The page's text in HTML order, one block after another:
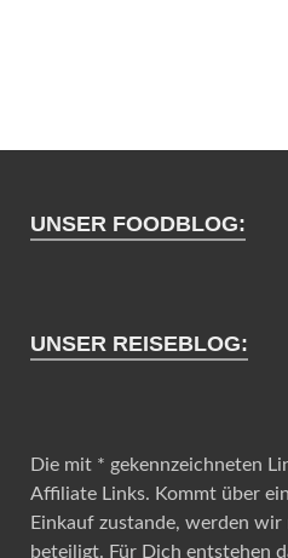
UNSER FOODBLOG:
UNSER REISEBLOG:
Die mit * gekennzeichneten
Affiliate Links. Kommt über
Einkauf zustande, werden
beteiligt. Für Dich entstehen